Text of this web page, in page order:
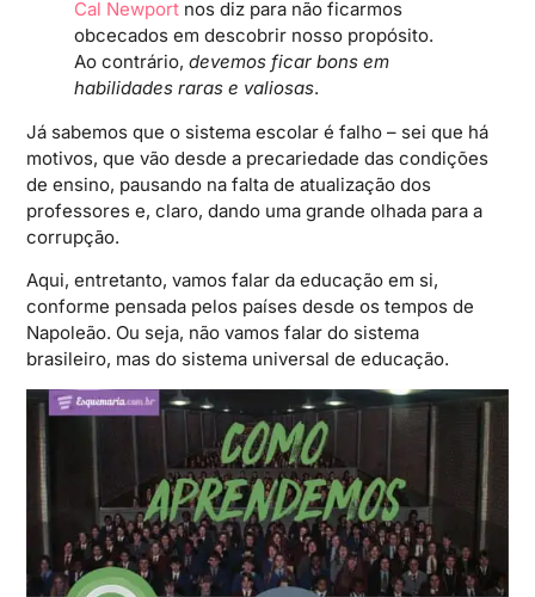
Cal Newport nos diz para não ficarmos
obcecados em descobrir nosso propósito.
Ao contrário,devemos ficar bons em
habilidades raras e valiosas.
Já sabemos que o sistema escolar é falho – sei que há
motivos, que vão desde a precariedade das condições
de ensino, pausando na falta de atualização dos
professores e, claro, dando uma grande olhada para a
corrupção.
Aqui, entretanto, vamos falar da educação em si,
conforme pensada pelos países desde os tempos de
Napoleão. Ou seja, não vamos falar do sistema
brasileiro, mas do sistema universal de educação.